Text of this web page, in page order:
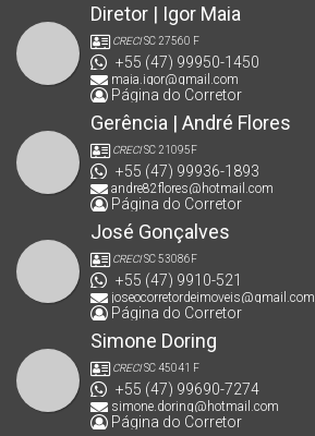
Diretor | Igor Maia
CRECISC 27560 F
+55 (47) 99950-1450
maia.igor@gmail.com
Página do Corretor
Gerência | André Flores
CRECISC 21095F
+55 (47) 99936-1893
andre82flores@hotmail.com
Página do Corretor
José Gonçalves
CRECISC 53086F
+55 (47) 9910-521
joseocorretordeimoveis@gmail.com
Página do Corretor
Simone Doring
CRECISC 45041 F
+55 (47) 99690-7274
simone.doring@hotmail.com
Página do Corretor